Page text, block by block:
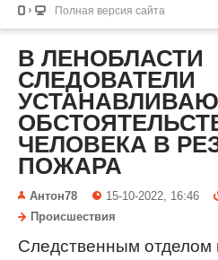
Полная версия сайта
В ЛЕНОБЛАСТИ
СЛЕДОВАТЕЛИ
ЧЕЛОВЕКА В
ПОЖАРА
Антон78 15-10-2022, 16:46
Происшествия
Следственным отделом